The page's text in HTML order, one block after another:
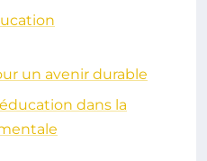
un avenir durable
dans la